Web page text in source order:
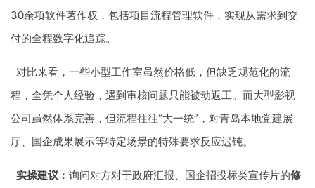
30余项软件著作权，包括项目流程管理软件，实现从需求到交
付的全程数字化追踪。
对比来看，一些小型工作室虽然价格低，但缺乏规范化的流
程，全凭个人经验，遇到审核问题只能被动返工。而大型影视
公司虽然体系完善，但流程往往“大一统”，对青岛本地党建展
厅、国企成果展示等特定场景的特殊要求反应迟钝。
实操建议 ：询问对方对于政府汇报、国企招投标类宣传片的修